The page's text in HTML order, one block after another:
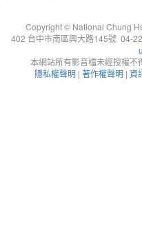
Copyright © National Chung
402 台中市南區興大路145號 04-
本網站所有影音檔未經授權
隱私權聲明 | 著作權聲明 | 資